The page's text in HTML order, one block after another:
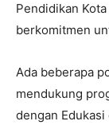
Pendidikan
berkomitmen
Ada beberapa
mendukung
dengan